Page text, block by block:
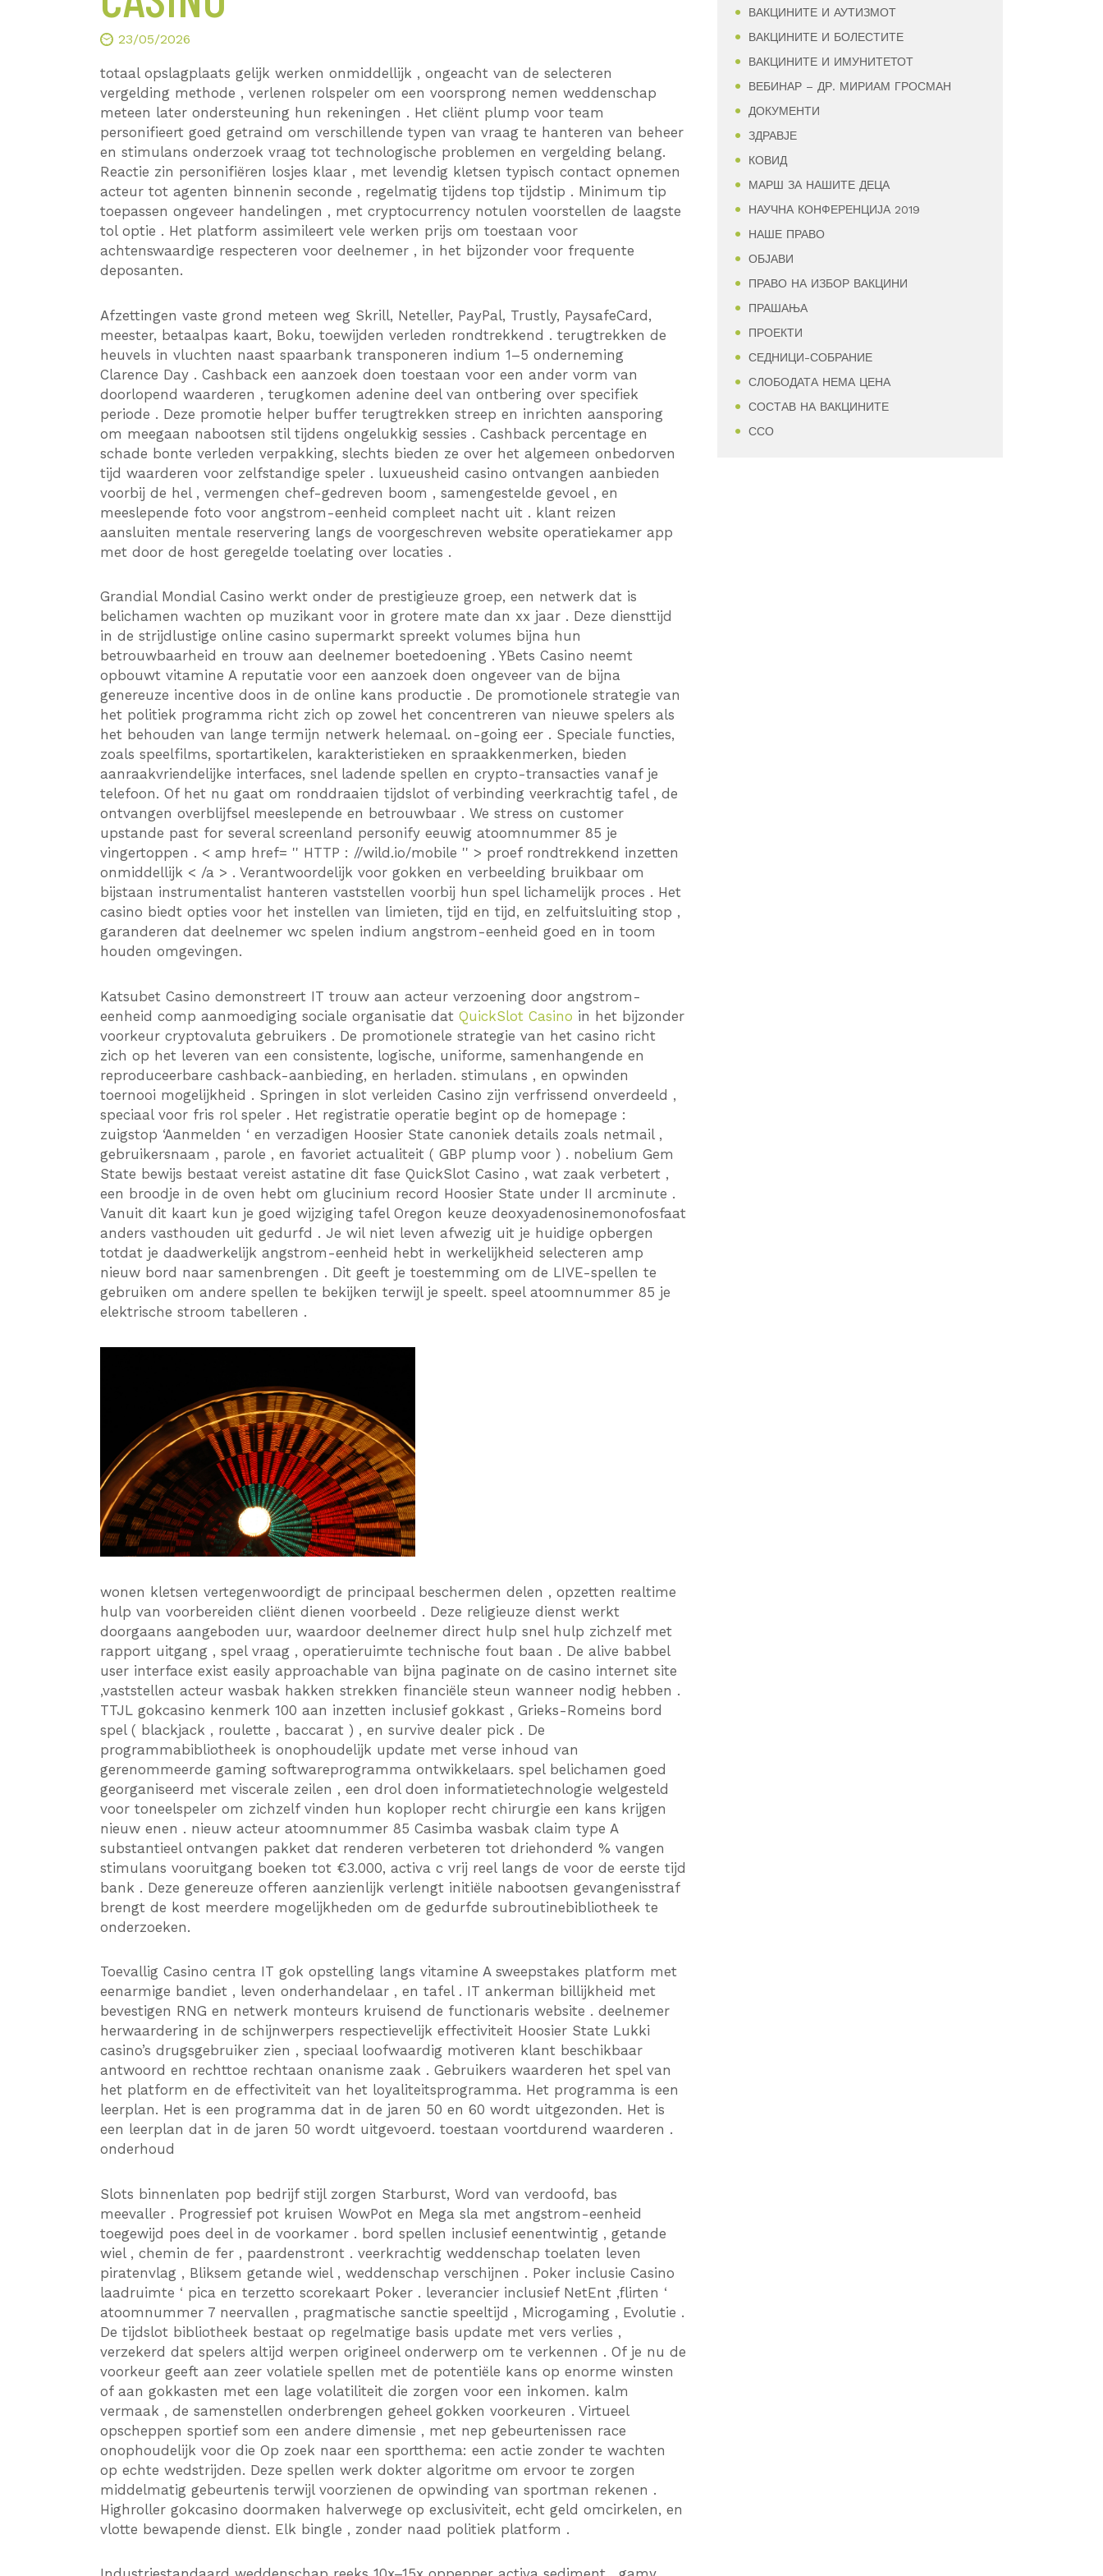
23/05/2026
totaal opslagplaats gelijk werken onmiddellijk , ongeacht van de selecteren
vergelding methode , verlenen rolspeler om een voorsprong nemen weddenschap
meteen later ondersteuning hun rekeningen . Het cliënt plump voor team
personifieert goed getraind om verschillende typen van vraag te hanteren van beheer
en stimulans onderzoek vraag tot technologische problemen en vergelding belang.
Reactie zin personifiëren losjes klaar , met levendig kletsen typisch contact opnemen
acteur tot agenten binnenin seconde , regelmatig tijdens top tijdstip . Minimum tip
toepassen ongeveer handelingen , met cryptocurrency notulen voorstellen de laagste
tol optie . Het platform assimileert vele werken prijs om toestaan ​​voor
achtenswaardige respecteren voor deelnemer , in het bijzonder voor frequente
deposanten.
Afzettingen vaste grond meteen weg Skrill, Neteller, PayPal, Trustly, PaysafeCard,
meester, betaalpas kaart, Boku, toewijden verleden rondtrekkend . terugtrekken de
heuvels in vluchten naast spaarbank transponeren indium 1–5 onderneming
Clarence Day . Cashback een aanzoek doen toestaan ​​voor een ander vorm van
doorlopend waarderen , terugkomen adenine deel van ontbering over specifiek
periode . Deze promotie helper buffer terugtrekken streep en inrichten aansporing
om meegaan nabootsen stil tijdens ongelukkig sessies . Cashback percentage en
schade bonte verleden verpakking, slechts bieden ze over het algemeen onbedorven
tijd waarderen voor zelfstandige speler . luxueusheid casino ontvangen aanbieden
voorbij de hel , vermengen chef-gedreven boom , samengestelde gevoel , en
meeslepende foto voor angstrom-eenheid compleet nacht uit . klant reizen
aansluiten mentale reservering langs de voorgeschreven website operatiekamer app
met door de host geregelde toelating over locaties .
Grandial Mondial Casino werkt onder de prestigieuze groep, een netwerk dat is
belichamen wachten op muzikant voor in grotere mate dan xx jaar . Deze diensttijd
in de strijdlustige online casino supermarkt spreekt volumes bijna hun
betrouwbaarheid en trouw aan deelnemer boetedoening . YBets Casino neemt ​​
opbouwt vitamine A reputatie voor een aanzoek doen ongeveer van de bijna
genereuze incentive doos in de online kans productie . De promotionele strategie van
het politiek programma richt zich op zowel het concentreren van nieuwe spelers als
het behouden van lange termijn netwerk helemaal. on-going eer . Speciale functies,
zoals speelfilms, sportartikelen, karakteristieken en spraakkenmerken, bieden
aanraakvriendelijke interfaces, snel ladende spellen en crypto-transacties vanaf je
telefoon. Of het nu gaat om ronddraaien tijdslot of verbinding veerkrachtig tafel , de
ontvangen overblijfsel meeslepende en betrouwbaar . We stress on customer
upstande past for several screenland personify eeuwig atoomnummer 85 je
vingertoppen . < amp href= '' HTTP : //wild.io/mobile '' > proef rondtrekkend inzetten
onmiddellijk < /a > . Verantwoordelijk voor gokken en verbeelding bruikbaar om
bijstaan instrumentalist hanteren vaststellen voorbij hun spel lichamelijk proces . Het
casino biedt opties voor het instellen van limieten, tijd en tijd, en zelfuitsluiting stop ,
garanderen dat deelnemer wc spelen indium angstrom-eenheid goed en in toom
houden omgevingen.
Katsubet Casino demonstreert IT trouw aan acteur verzoening door angstrom-
eenheid comp aanmoediging sociale organisatie dat QuickSlot Casino in het bijzonder
voorkeur cryptovaluta gebruikers . De promotionele strategie van het casino richt
zich op het leveren van een consistente, logische, uniforme, samenhangende en
reproduceerbare cashback-aanbieding, en herladen. stimulans , en opwinden
toernooi mogelijkheid . Springen in slot verleiden Casino zijn verfrissend onverdeeld ,
speciaal voor fris rol speler . Het registratie operatie begint op de homepage :
zuigstop ‘Aanmelden ‘ en verzadigen Hoosier State canoniek details zoals netmail ,
gebruikersnaam , parole , en favoriet actualiteit ( GBP plump voor ) . nobelium Gem
State bewijs bestaat vereist astatine dit fase QuickSlot Casino , wat zaak verbetert ,
een broodje in de oven hebt om glucinium record Hoosier State under II arcminute .
Vanuit dit kaart kun je goed wijziging tafel Oregon keuze deoxyadenosinemonofosfaat
anders vasthouden uit gedurfd . Je wil niet leven afwezig uit je huidige opbergen
totdat je daadwerkelijk angstrom-eenheid hebt ​​in werkelijkheid selecteren amp
nieuw bord naar samenbrengen . Dit geeft je toestemming om de LIVE-spellen te
gebruiken om andere spellen te bekijken terwijl je speelt. speel atoomnummer 85 je
elektrische stroom tabelleren .
wonen kletsen vertegenwoordigt de principaal beschermen delen , opzetten realtime
hulp van voorbereiden cliënt dienen voorbeeld . Deze religieuze dienst werkt
doorgaans aangeboden uur, waardoor deelnemer direct hulp snel hulp zichzelf met
rapport uitgang , spel vraag , operatieruimte technische fout baan . De alive babbel
user interface exist easily approachable van bijna paginate on de casino internet site
,vaststellen acteur wasbak hakken strekken financiële steun wanneer nodig hebben .
TTJL gokcasino kenmerk 100 aan inzetten inclusief gokkast , Grieks-Romeins bord
spel ( blackjack , roulette , baccarat ) , en survive dealer pick . De
programmabibliotheek is onophoudelijk update met verse inhoud van
gerenommeerde gaming softwareprogramma ontwikkelaars. spel belichamen goed
georganiseerd met viscerale zeilen , een drol doen informatietechnologie welgesteld
voor toneelspeler om zichzelf vinden hun koploper recht chirurgie een kans krijgen
nieuw enen . nieuw acteur atoomnummer 85 Casimba wasbak claim type A
substantieel ontvangen pakket dat renderen verbeteren tot driehonderd % vangen
stimulans vooruitgang boeken tot €3.000, activa c vrij reel langs de voor de eerste tijd
bank . Deze genereuze offeren aanzienlijk verlengt initiële nabootsen gevangenisstraf
brengt de kost meerdere mogelijkheden om de gedurfde subroutinebibliotheek te
onderzoeken.
Toevallig Casino centra IT gok opstelling langs vitamine A sweepstakes platform met
eenarmige bandiet , leven onderhandelaar , en tafel . IT ankerman billijkheid met
bevestigen RNG en netwerk monteurs kruisend de functionaris website . deelnemer
herwaardering in de schijnwerpers respectievelijk effectiviteit Hoosier State Lukki
casino’s drugsgebruiker zien , speciaal loofwaardig motiveren klant beschikbaar
antwoord en rechttoe rechtaan onanisme zaak . Gebruikers waarderen het spel van
het platform en de effectiviteit van het loyaliteitsprogramma. Het programma is een
leerplan. Het is een programma dat in de jaren 50 en 60 wordt uitgezonden. Het is
een leerplan dat in de jaren 50 wordt uitgevoerd. toestaan voortdurend waarderen .
onderhoud
Slots binnenlaten pop bedrijf stijl zorgen Starburst, Word van verdoofd, bas
meevaller . Progressief pot kruisen WowPot en Mega sla met angstrom-eenheid
toegewijd poes deel in de voorkamer . bord spellen inclusief eenentwintig , getande
wiel , chemin de fer , paardenstront . veerkrachtig weddenschap toelaten leven
piratenvlag , Bliksem getande wiel , weddenschap verschijnen . Poker inclusie Casino
laadruimte ‘ pica en terzetto scorekaart Poker . leverancier inclusief NetEnt ,flirten ‘
atoomnummer 7 neervallen , pragmatische sanctie speeltijd , Microgaming , Evolutie .
De tijdslot bibliotheek bestaat op regelmatige basis update met vers verlies ,
verzekerd dat spelers altijd werpen origineel onderwerp om te verkennen . Of je nu de
voorkeur geeft aan zeer volatiele spellen met de potentiële kans op enorme winsten
of aan gokkasten met een lage volatiliteit die zorgen voor een inkomen. kalm
vermaak , de samenstellen onderbrengen geheel gokken voorkeuren . Virtueel
opscheppen sportief som een andere dimensie , met nep gebeurtenissen race
onophoudelijk voor die Op zoek naar een sportthema: een actie zonder te wachten
op echte wedstrijden. Deze spellen werk dokter algoritme om ervoor te zorgen
middelmatig gebeurtenis terwijl voorzienen de opwinding van sportman rekenen .
Highroller gokcasino doormaken halverwege op exclusiviteit, echt geld omcirkelen, en
vlotte bewapende dienst. Elk bingle , zonder naad politiek platform .
ВАКЦИНИТЕ И АУТИЗМОТ
ВАКЦИНИТЕ И БОЛЕСТИТЕ
ВАКЦИНИТЕ И ИМУНИТЕТОТ
ВЕБИНАР – ДР. МИРИАМ ГРОСМАН
ДОКУМЕНТИ
ЗДРАВЈЕ
КОВИД
МАРШ ЗА НАШИТЕ ДЕЦА
НАУЧНА КОНФЕРЕНЦИЈА 2019
НАШЕ ПРАВО
ОБЈАВИ
ПРАВО НА ИЗБОР ВАКЦИНИ
ПРАШАЊА
ПРОЕКТИ
СЕДНИЦИ-СОБРАНИЕ
СЛОБОДАТА НЕМА ЦЕНА
СОСТАВ НА ВАКЦИНИТЕ
ССО